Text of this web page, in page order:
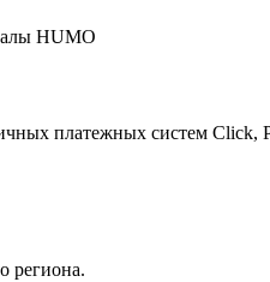
HUMO
платежных систем Click,
региона.